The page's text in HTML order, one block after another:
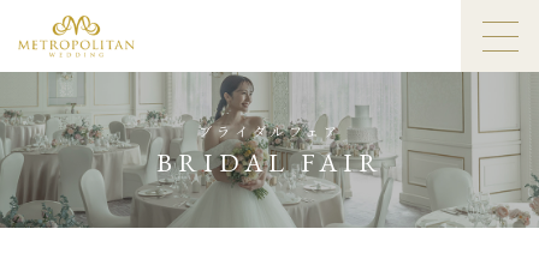
ブライダルフェア
BRIDAL FAIR